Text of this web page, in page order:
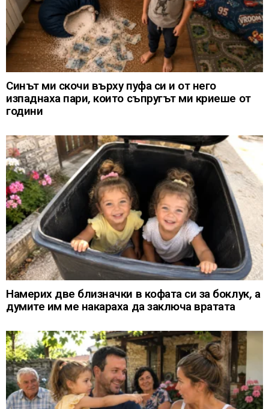
Синът ми скочи върху пуфа си и от него
изпаднаха пари, които съпругът ми криеше от
години
Намерих две близначки в кофата си за боклук, а
думите им ме накараха да заключа вратата